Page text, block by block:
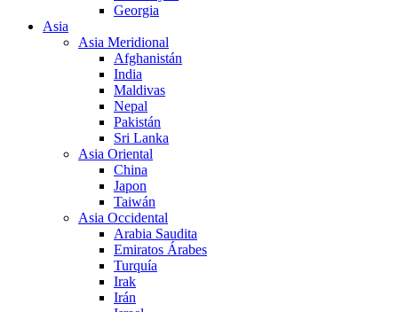
Georgia
Asia
Asia Meridional
Afghanistán
India
Maldivas
Nepal
Pakistán
Sri Lanka
Asia Oriental
China
Japon
Taiwán
Asia Occidental
Arabia Saudita
Emiratos Árabes
Turquía
Irak
Irán